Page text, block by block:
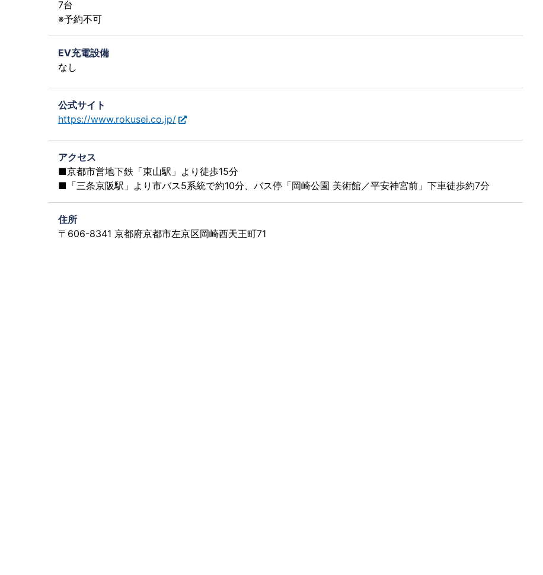
7台
※予約不可
EV充電設備
なし
公式サイト
https://www.rokusei.co.jp/
アクセス
■京都市営地下鉄「東山駅」より徒歩15分
■「三条京阪駅」より市バス5系統で約10分、バス停「岡崎公園 美術館／平安神宮前」下車徒歩約7分
住所
〒606-8341 京都府京都市左京区岡崎西天王町71